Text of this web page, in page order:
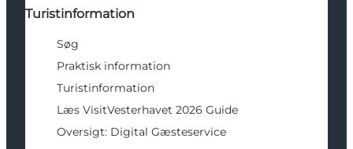
Turistinformation
Søg
Praktisk information
Turistinformation
Læs VisitVesterhavet 2026 Guide
Oversigt: Digital Gæsteservice